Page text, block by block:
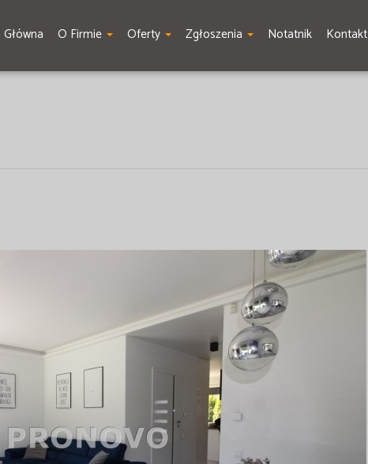
O Firmie Oferty Zgłoszenia Notatnik Kontakt